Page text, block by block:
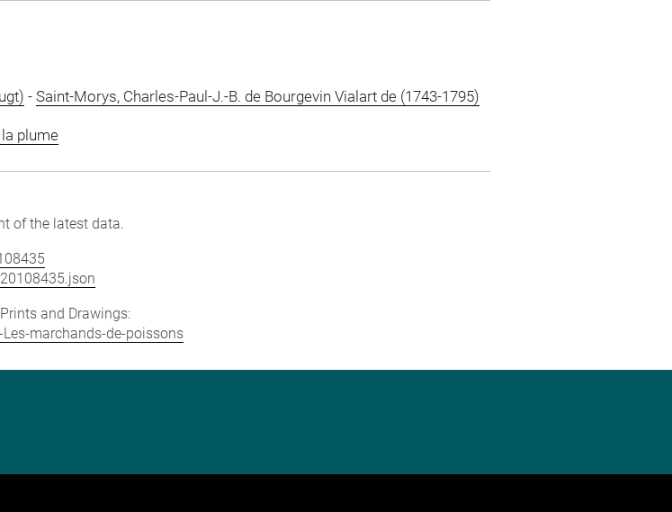
- Saint-Morys, Charles-Paul-J.-B. de Bourgevin Vialart de (1743-1795)
plume
of the latest data.
and Drawings:
marchands-de-poissons